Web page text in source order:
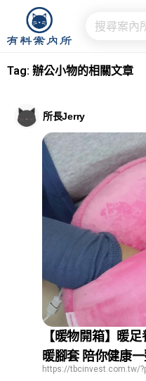
Tag: 辦公小物的相關文章
所長Jerry
【暖物開箱】暖
暖腳套 陪你健康
https://tbcinvest.com.tw/